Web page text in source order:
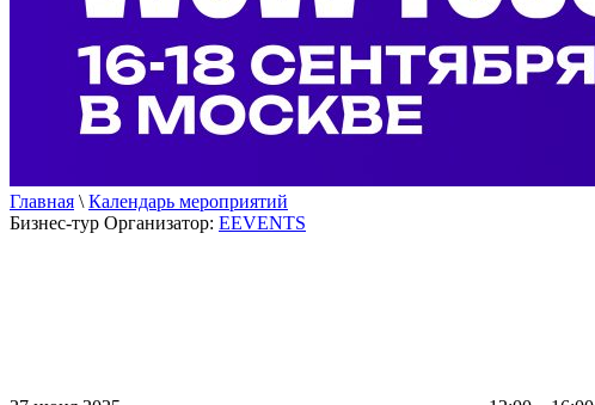
Главная \ Календарь мероприятий
Бизнес-тур Организатор: EEVENTS